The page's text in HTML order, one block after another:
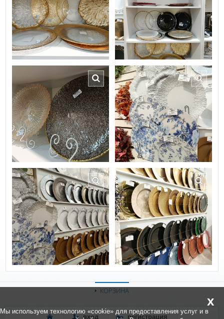
КОРЗИНА
вход регистрация
x
Мы используем технологию «cookie» для предоставления услуг и в